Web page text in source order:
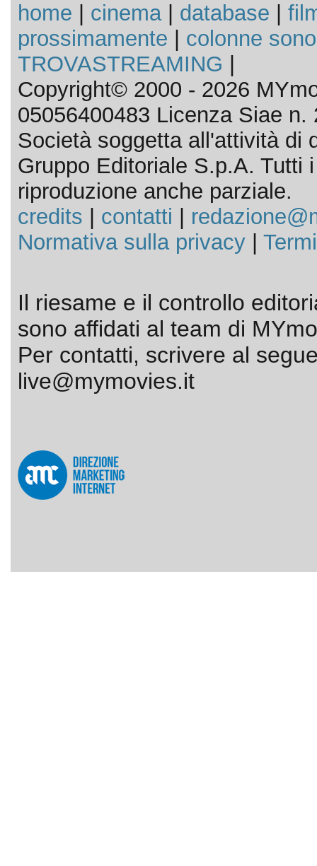
home cinema| database
prossimamente
colonne
TROVASTREAMING
Copyright© 2000 - 2026
05056400483 Licenza Siae n.
Società soggetta all'attività di
Gruppo Editoriale S.p.A. Tutti
riproduzione anche parziale.
credits
contatti
Normativa sulla privacy|
Il riesame e il controllo
sono affidati al team di
Per contatti, scrivere al
live@mymovies.it